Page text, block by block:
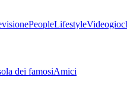
PeopleLifestyle
dei famosiAmici